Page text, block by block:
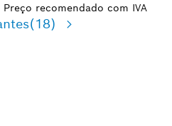
Preço recomendado com IVA
(18)